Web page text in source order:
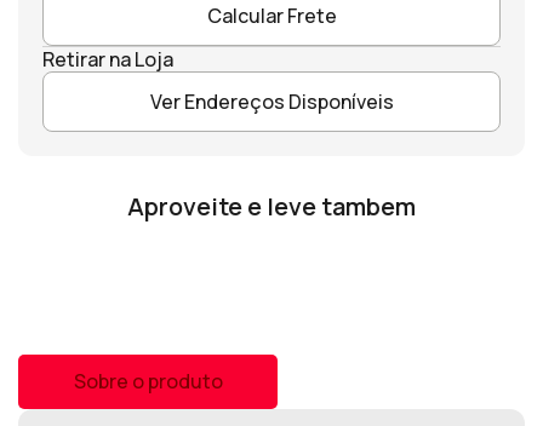
Calcular Frete
Retirar na Loja
Ver Endereços Disponíveis
Aproveite e leve tambem
Sobre o produto